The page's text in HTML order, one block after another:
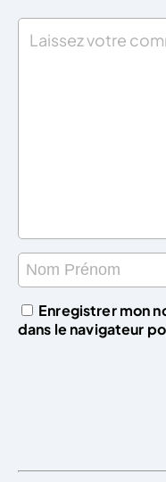
Enregistrer mon
dans le navigateur